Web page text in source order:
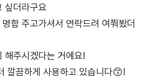
싶더라구요
함 주고가셔서 연락드려 여쭤봤더
해주시겠다는 거에요!
깔끔하게 사용하고 있습니다😙!